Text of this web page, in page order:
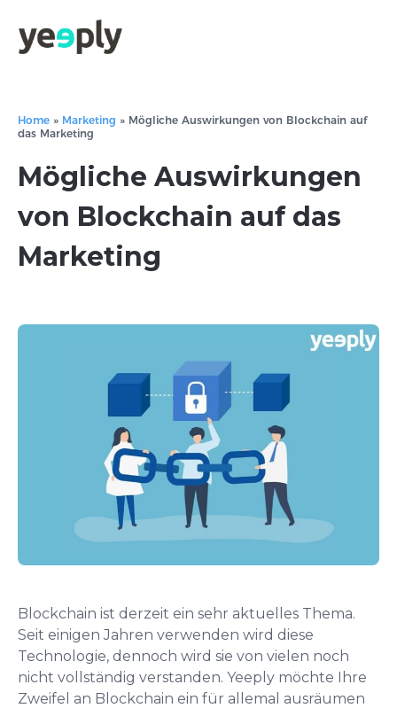
Home » Marketing » Mögliche Auswirkungen von Blockchain auf
das Marketing
Mögliche Auswirkungen
von Blockchain auf das
Marketing
Blockchain ist derzeit ein sehr aktuelles Thema.
Seit einigen Jahren verwenden wird diese
Technologie, dennoch wird sie von vielen noch
nicht vollständig verstanden. Yeeply möchte Ihre
Zweifel an Blockchain ein für allemal ausräumen